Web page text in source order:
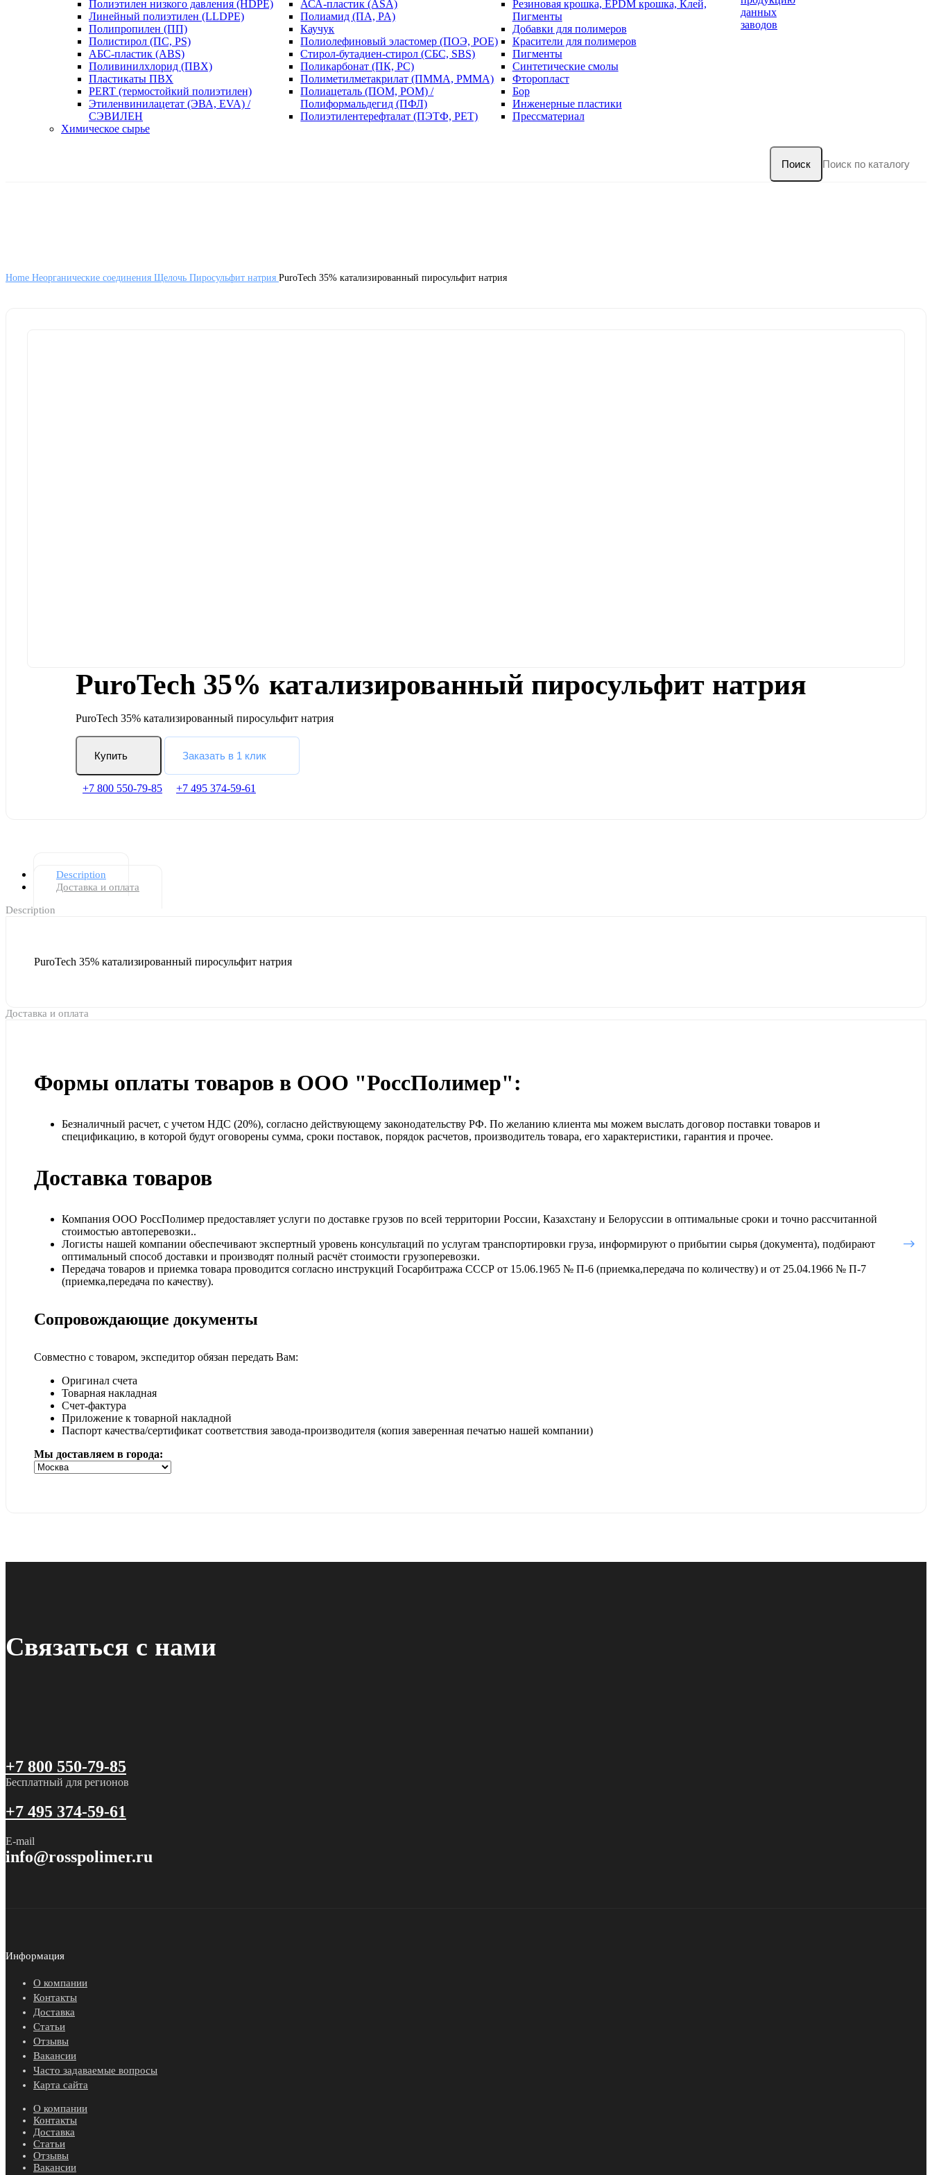
Полиэтилен низкого давления (HDPE)
Линейный полиэтилен (LLDPE)
Полипропилен (ПП)
Полистирол (ПС, PS)
АБС-пластик (ABS)
Поливинилхлорид (ПВХ)
Пластикаты ПВХ
PERT (термостойкий полиэтилен)
Этиленвинилацетат (ЭВА, EVA) /
СЭВИЛЕН
АСА-пластик (ASA)
Полиамид (ПА, PA)
Каучук
Полиолефиновый эластомер (ПОЭ, POE)
Стирол-бутадиен-стирол (СБС, SBS)
Поликарбонат (ПК, PC)
Полиметилметакрилат (ПММА, PMMA)
Полиацеталь (ПОМ, POM) /
Полиформальдегид (ПФЛ)
Полиэтилентерефталат (ПЭТФ, PET)
Резиновая крошка, EPDM крошка, Клей,
Пигменты
Добавки для полимеров
Красители для полимеров
Пигменты
Синтетические смолы
Фторопласт
Бор
Инженерные пластики
Прессматериал
Химическое сырье
данных
заводов
Поиск
Home Неорганические соединения Щелочь Пиросульфит натрия PuroTech 35% катализированный пиросульфит натрия
PuroTech 35% катализированный пиросульфит натрия
PuroTech 35% катализированный пиросульфит натрия
Купить Заказать в 1 клик
+7 800 550-79-85 +7 495 374-59-61
Description
Доставка и оплата
Description
PuroTech 35% катализированный пиросульфит натрия
Доставка и оплата
Формы оплаты товаров в ООО "РоссПолимер":
Безналичный расчет, с учетом НДС (20%), согласно действующему законодательству РФ. По желанию клиента мы можем выслать договор поставки товаров и
спецификацию, в которой будут оговорены сумма, сроки поставок, порядок расчетов, производитель товара, его характеристики, гарантия и прочее.
Доставка товаров
Компания ООО РоссПолимер предоставляет услуги по доставке грузов по всей территории России, Казахстану и Белоруссии в оптимальные сроки и точно рассчитанной
стоимостью автоперевозки..
Логисты нашей компании обеспечивают экспертный уровень консультаций по услугам транспортировки груза, информируют о прибытии сырья (документа), подбирают
оптимальный способ доставки и производят полный расчёт стоимости грузоперевозки.
Передача товаров и приемка товара проводится согласно инструкций Госарбитража СССР от 15.06.1965 № П-6 (приемка,передача по количеству) и от 25.04.1966 № П-7
(приемка,передача по качеству).
Сопровождающие документы
Совместно с товаром, экспедитор обязан передать Вам:
Оригинал счета
Товарная накладная
Счет-фактура
Приложение к товарной накладной
Паспорт качества/сертификат соответствия завода-производителя (копия заверенная печатью нашей компании)
Мы доставляем в города:
Связаться с нами
+7 800 550-79-85
Бесплатный для регионов
+7 495 374-59-61
E-mail
info@rosspolimer.ru
Информация
О компании
Контакты
Доставка
Статьи
Отзывы
Вакансии
Часто задаваемые вопросы
Карта сайта
О компании
Контакты
Доставка
Статьи
Отзывы
Вакансии